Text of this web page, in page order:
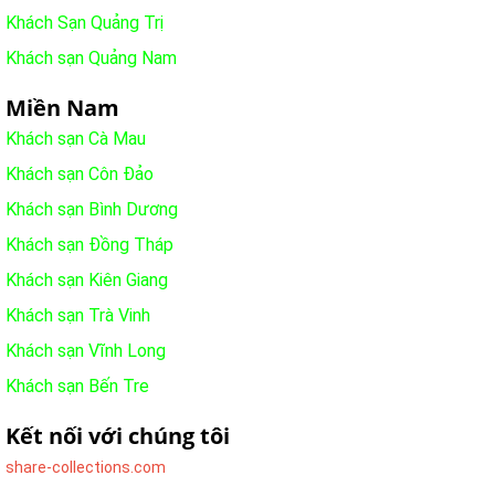
Khách Sạn Quảng Trị
Khách sạn Quảng Nam
Miền Nam
Khách sạn Cà Mau
Khách sạn Côn Đảo
Khách sạn Bình Dương
Khách sạn Đồng Tháp
Khách sạn Kiên Giang
Khách sạn Trà Vinh
Khách sạn Vĩnh Long
Khách sạn Bến Tre
Kết nối với chúng tôi
share-collections.com